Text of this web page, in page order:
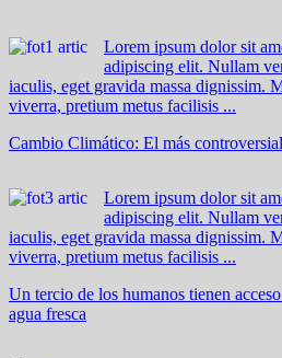
Lorem ipsum dolor sit
adipiscing elit. Nullam
iaculis, eget gravida massa dignissim.
viverra, pretium metus facilisis ...
Cambio Climático: El más
Lorem ipsum dolor sit
adipiscing elit. Nullam
iaculis, eget gravida massa dignissim.
viverra, pretium metus facilisis ...
Un tercio de los humanos tienen
agua fresca